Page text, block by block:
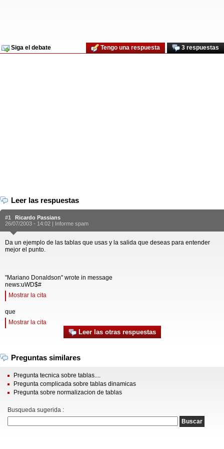
Siga el debate 3 respuestas
Tengo una respuesta
Leer las respuestas
#1
Ricardo Passians
26/07/2003 - 14:02 | Informe spam
Da un ejemplo de las tablas que usas y la salida que deseas para entender
mejor el punto.
"Mariano Donaldson" wrote in message
news:uWD$#
Mostrar la cita
que
Mostrar la cita
Leer las otras respuestas
Preguntas similares
Pregunta tecnica sobre tablas....
Pregunta complicada sobre tablas dinamicas
Pregunta sobre normalizacion de tablas
Busqueda sugerida :